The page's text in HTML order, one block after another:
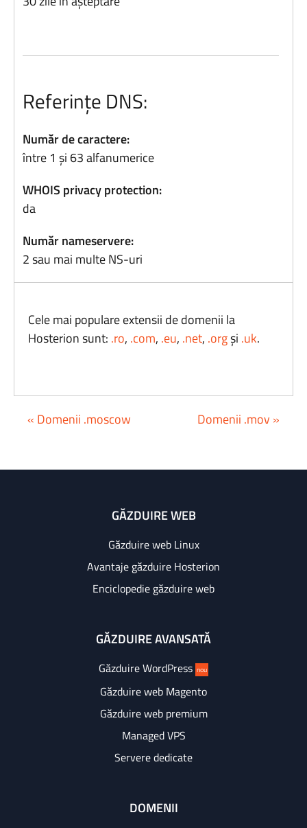
Referințe DNS:
Număr de caractere:
între 1 și 63 alfanumerice
WHOIS privacy protection:
da
Număr nameservere:
2 sau mai multe NS-uri
Cele mai populare extensii de domenii la
Hosterion sunt: .ro, .com, .eu, .net, .orgși .uk.
« Domenii .moscow Domenii .mov »
GĂZDUIRE WEB
Găzduire web Linux
Avantaje găzduire Hosterion
Enciclopedie găzduire web
GĂZDUIRE AVANSATĂ
Găzduire WordPress nou
Găzduire web Magento
Găzduire web premium
Managed VPS
Servere dedicate
DOMENII